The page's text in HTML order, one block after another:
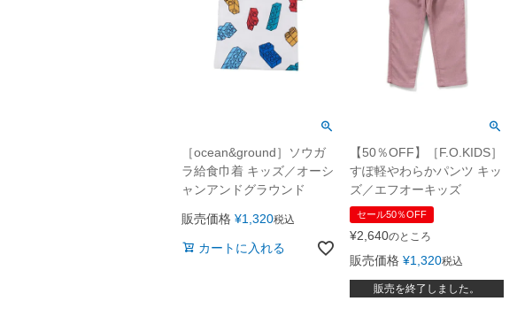
［ocean&ground］ソウガ
ラ給食巾着 キッズ／オーシ
ャンアンドグラウンド
販売価格 ¥1,320税込
カートに入れる
【50％OFF】［F.O.KIDS］
すぽ軽やわらかパンツ キッ
ズ／エフオーキッズ
セール50％OFF
¥2,640のところ
販売価格 ¥1,320税込
販売を終了しました。